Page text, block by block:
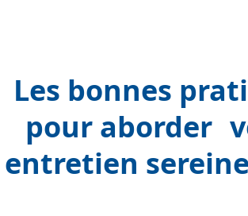
Les bonnes
pour aborder
entretien